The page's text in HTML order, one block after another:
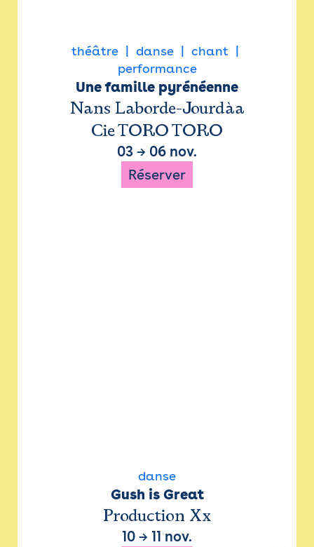
théâtre danse
chant
performance
Une famille pyrénéenne
Nans Laborde-Jourdàa
Cie TORO TORO
03 → 06 nov.
Réserver
danse
Gush is Great
Production Xx
10 → 11 nov.